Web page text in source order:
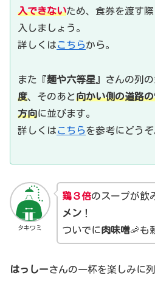
入できないため、食券を渡す
入しましょう。
詳しくはこちらから。
また『麺や六等星 』さんの列
度、そのあと向かい側の道路
方向に並びます。
詳しくはこちらを参考にどうぞ
タキワミ
鶏３倍のスープが飲
メン！
ついでに肉味噌🦐も
はっしーさんの一杯を楽しみに